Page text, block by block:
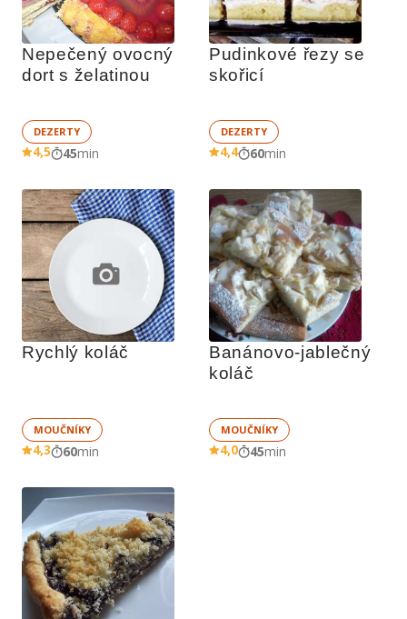
Nepečený ovocný
dort s želatinou
DEZERTY
4,5 45min
Pudinkové řezy se
skořicí
DEZERTY
4,4 60min
Rychlý koláč
MOUČNÍKY
4,3 60min
Banánovo-jablečný
koláč
MOUČNÍKY
4,0 45min